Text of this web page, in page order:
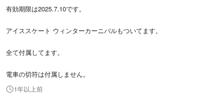
有効期限は2025.7.10です。
アイススケート ウィンターカーニバルもついてます。
全て付属してます。
電車の切符は付属しません。
1年以上前